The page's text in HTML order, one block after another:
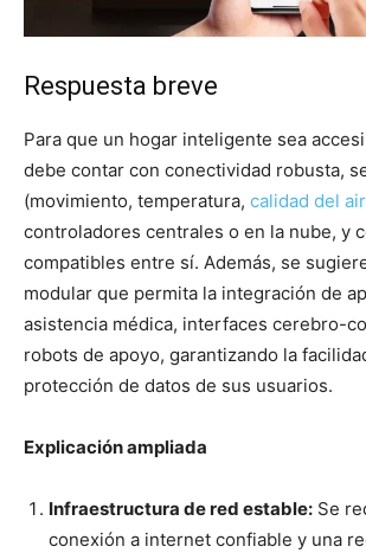
Respuesta breve
Para que un hogar inteligente sea
debe contar con conectividad robusta,
(movimiento, temperatura, calidad del
controladores centrales o en la nube, y
compatibles entre sí. Además, se
modular que permita la integración de
asistencia médica, interfaces cerebro-
robots de apoyo, garantizando la
protección de datos de sus usuarios.
Explicación ampliada
Infraestructura de red estable: Se
conexión a internet confiable y una